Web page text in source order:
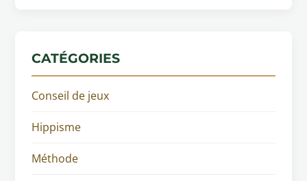
CATÉGORIES
Conseil de jeux
Hippisme
Méthode